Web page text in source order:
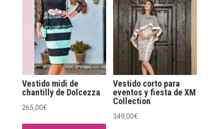
Vestido midi de
chantilly de Dolcezza
265,00€
Vestido corto para
eventos y fiesta de XM
Collection
349,00€